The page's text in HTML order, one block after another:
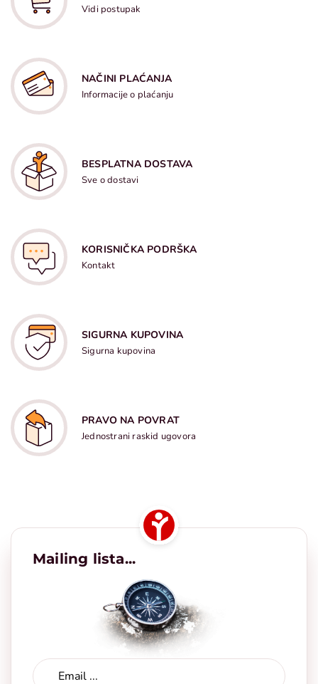
Vidi postupak
NAČINI PLAĆANJA
Informacije o plaćanju
BESPLATNA DOSTAVA
Sve o dostavi
KORISNIČKA PODRŠKA
Kontakt
SIGURNA KUPOVINA
Sigurna kupovina
PRAVO NA POVRAT
Jednostrani raskid ugovora
Mailing lista...